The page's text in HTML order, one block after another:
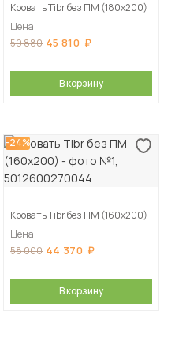
Кровать Tibr без ПМ (180х200)
Цена
59 880 45 810
В корзину
-24%
Кровать Tibr без ПМ (160х200)
Цена
58 000 44 370
В корзину